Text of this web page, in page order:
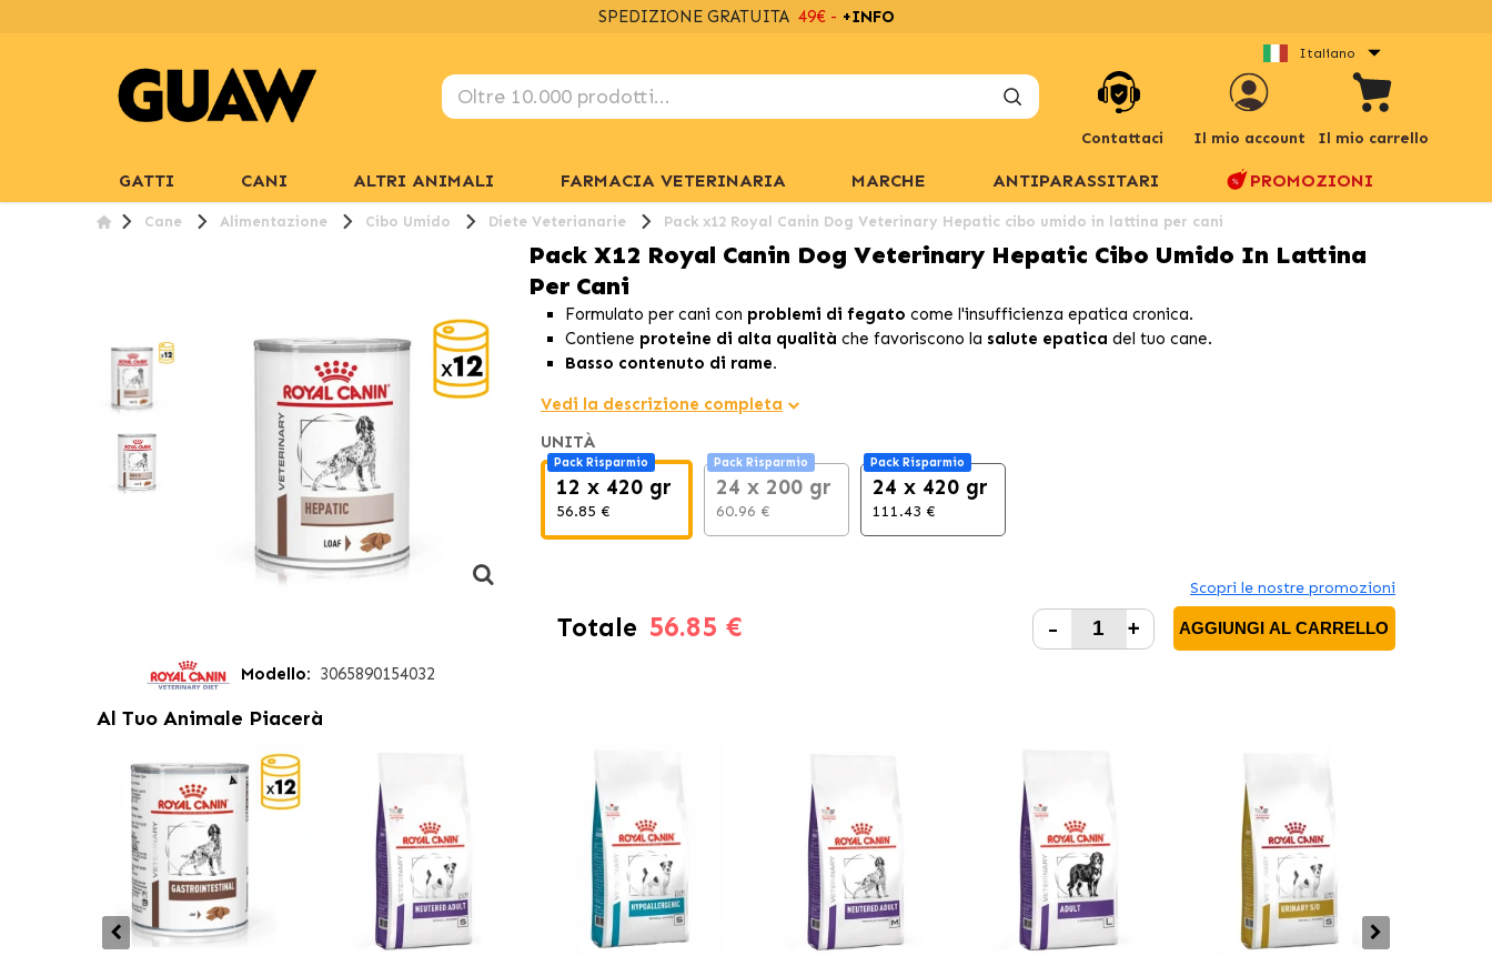
SPEDIZIONE GRATUITA 49€ - +INFO
Italiano
Contattaci Il mio account Il mio carrello
GATTI CANI ALTRI ANIMALI FARMACIA VETERINARIA MARCHE ANTIPARASSITARI PROMOZIONI
Cane Alimentazione Cibo Umido Diete Veterianarie Pack x12 Royal Canin Dog Veterinary Hepatic cibo umido in lattina per cani
Pack X12 Royal Canin Dog Veterinary Hepatic Cibo Umido In Lattina
Per Cani
Modello: 3065890154032
Formulato per cani con problemi di fegato come l'insufficienza epatica cronica.
Contiene proteine di alta qualità che favoriscono la salute epatica del tuo cane.
Basso contenuto di rame.
Vedi la descrizione completa
UNITÀ
Pack Risparmio
12 x 420 gr
56.85 €
Pack Risparmio
24 x 200 gr
60.96 €
Pack Risparmio
24 x 420 gr
111.43 €
Scopri le nostre promozioni
Totale 56.85 € - + AGGIUNGI AL CARRELLO
Al Tuo Animale Piacerà